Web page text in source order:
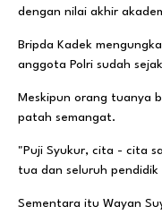
dengan nilai akhir
Bripda Kadek
anggota Polri sudah
Meskipun orang tuanya
patah semangat.
"Puji Syukur, cita - cita
tua dan seluruh pendidik
Sementara itu Wayan